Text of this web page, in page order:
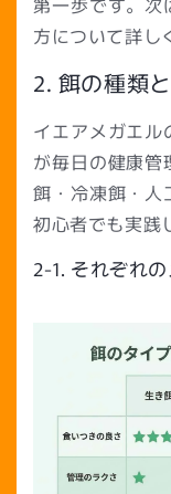
方について詳し
2. 餌の種類
イエアメガエル
が毎日の健康管
餌・冷凍餌・人
初心者でも実践
2-1. それぞれ